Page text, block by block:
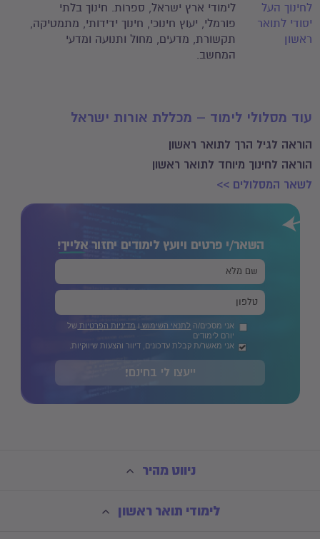
לחינוך העל
יסודי לתואר
ראשון
לימודי ארץ ישראל, ספרות. חינוך בלתי
פורמלי, יעוץ חינוכי, חינוך ידידותי, מתמטיקה,
תקשורת, מדעים, מחול ותנועה ומדעי
המחשב.
עוד מסלולי לימוד – מכללת אורות ישראל
הוראה לגיל הרך לתואר ראשון
הוראה לחינוך מיוחד לתואר ראשון
לשאר המסלולים >>
השאר/י פרטים ויועץ לימודים יחזוראלייך!
אני מסכים/ה לתנאי השימוש ו מדיניות הפרטיות של
יורם לימודים
אני מאשר/ת קבלת עדכונים, דיוור והצעות שיווקיות.
ייעצו לי בחינם!
ניווט מהיר
לימודי תואר ראשון